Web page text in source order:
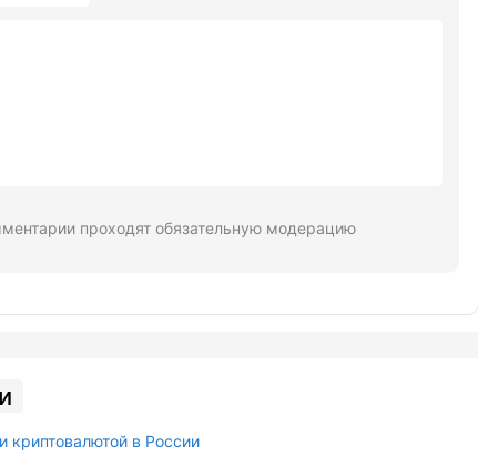
проходят обязательную модерацию
криптовалютой в России